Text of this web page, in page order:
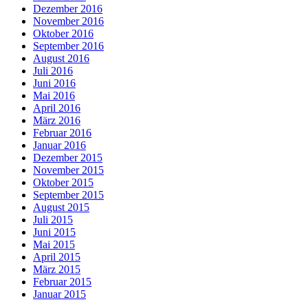
Dezember 2016
November 2016
Oktober 2016
September 2016
August 2016
Juli 2016
Juni 2016
Mai 2016
April 2016
März 2016
Februar 2016
Januar 2016
Dezember 2015
November 2015
Oktober 2015
September 2015
August 2015
Juli 2015
Juni 2015
Mai 2015
April 2015
März 2015
Februar 2015
Januar 2015